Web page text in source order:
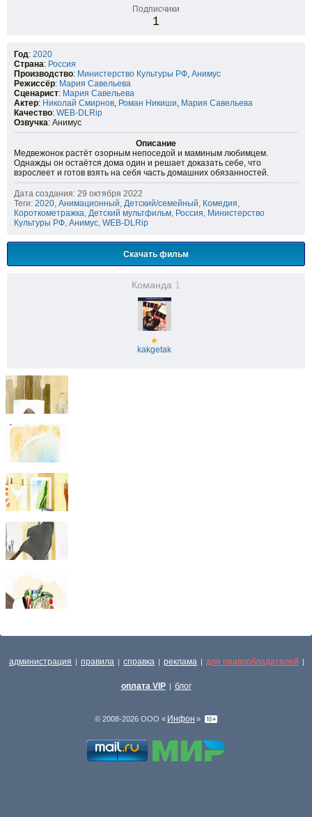
Подписчики
1
Год: 2020
Страна: Россия
Производство: Министерство Культуры РФ, Анимус
Режиссёр: Мария Савельева
Сценарист: Мария Савельева
Актер: Николай Смирнов, Роман Никиши, Мария Савельева
Качество: WEB-DLRip
Озвучка: Анимус
Описание
Медвежонок растёт озорным непоседой и маминым любимцем.
Однажды он остаётся дома один и решает доказать себе, что
взрослеет и готов взять на себя часть домашних обязанностей.
Дата создания: 29 октября 2022
Теги: 2020, Анимационный, Детский/семейный, Комедия,
Короткометражка, Детский мультфильм, Россия, Министерство
Культуры РФ, Анимус, WEB-DLRip
Скачать фильм
Команда 1
★
kakgetak
администрация | правила | справка | реклама | для правообладателей |
оплата VIP | блог
© 2008-2026 ООО « Инфон »